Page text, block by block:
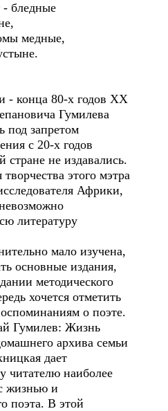
- бледные
медные,
- конца 80-х годов XX
Гумилева
под запретом
с 20-х годов
не издавались.
этого мэтра
Африки,
литературу
мало изучена,
основные издания,
методического
хочется отметить
о поэте.
Гумилев: Жизнь
архива семьи
дает
читателю наиболее
жизнью и
поэта. В этой